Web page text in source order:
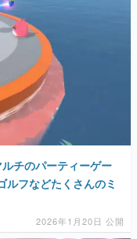
チのパーティーゲー
ルフなどたくさんのミ
2026年1月20日 公開